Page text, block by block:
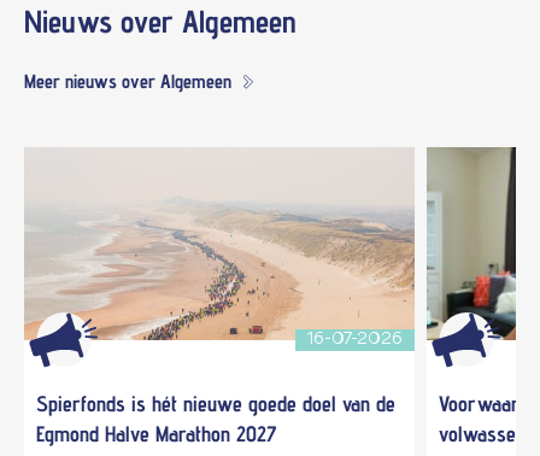
Nieuws over Algemeen
Meer nieuws over Algemeen
16-07-2026
Spierfonds is hét nieuwe goede doel van de
Egmond Halve Marathon 2027